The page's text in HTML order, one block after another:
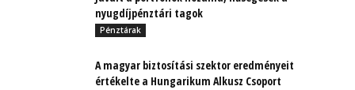
nyugdíjpénztári tagok
Pénztárak
A magyar biztosítási szektor eredményeit
értékelte a Hungarikum Alkusz Csoport